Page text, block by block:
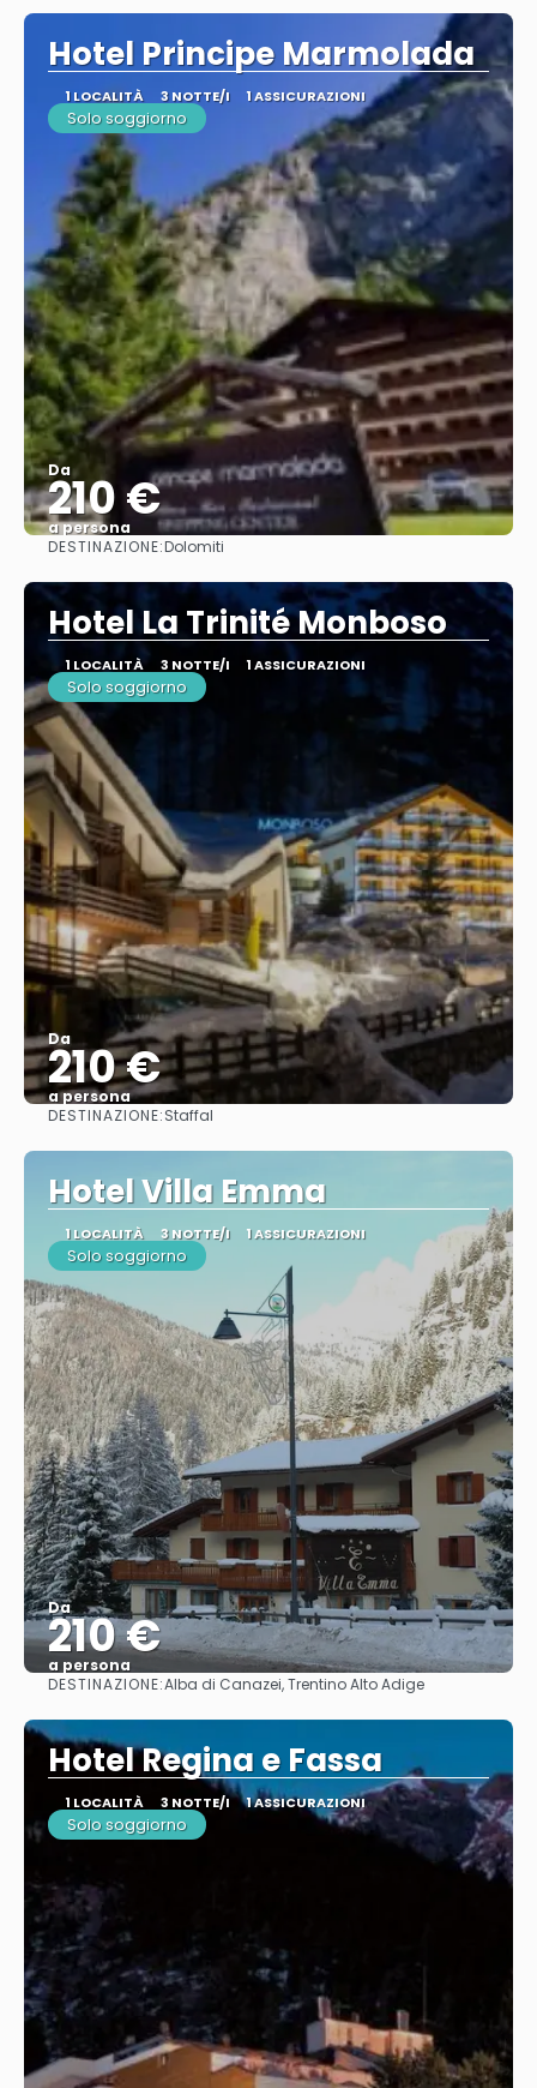
Hotel Principe Marmolada
1 LOCALITÀ 3 NOTTE/I 1 ASSICURAZIONI
Solo soggiorno
Da
210 €
a persona
DESTINAZIONE:Dolomiti
Hotel La Trinité Monboso
1 LOCALITÀ 3 NOTTE/I 1 ASSICURAZIONI
Solo soggiorno
Da
210 €
a persona
DESTINAZIONE:Staffal
Hotel Villa Emma
1 LOCALITÀ 3 NOTTE/I 1 ASSICURAZIONI
Solo soggiorno
Da
210 €
a persona
Vedere
DESTINAZIONE:Alba di Canazei, Trentino Alto Adige
Hotel Regina e Fassa
1 LOCALITÀ 3 NOTTE/I 1 ASSICURAZIONI
Solo soggiorno